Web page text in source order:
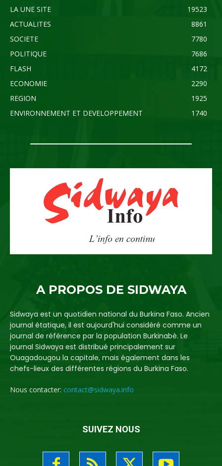
LA UNE SITE
19523
ACTUALITES
8861
SOCIETE
7780
POLITIQUE
7686
FLASH
4172
ECONOMIE
2290
REGION
1925
ENVIRONNEMENT ET DEVELOPPEMENT
1740
A PROPOS DE SIDWAYA
Sidwaya est un quotidien national du Burkina Faso. Ancien
journal étatique, il est aujourd'hui considéré comme un
journal de référence par la population Burkinabè. Le
journal Sidwaya est distribué principalement sur
Ouagadougou la capitale, mais également dans les
chefs-lieux des différentes régions du Burkina Faso.
Nous contacter: contact@sidwaya.info
SUIVEZ NOUS